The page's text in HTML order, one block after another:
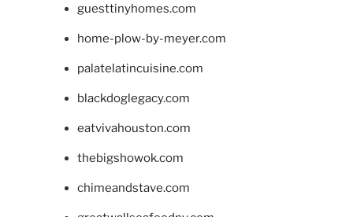
guesttinyhomes.com
home-plow-by-meyer.com
palatelatincuisine.com
blackdoglegacy.com
eatvivahouston.com
thebigshowok.com
chimeandstave.com